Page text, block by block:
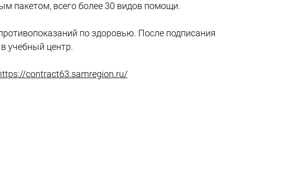
пакетом, всего более 30 видов помощи.
по здоровью. После подписания
учебный центр.
contract63.samregion.ru/